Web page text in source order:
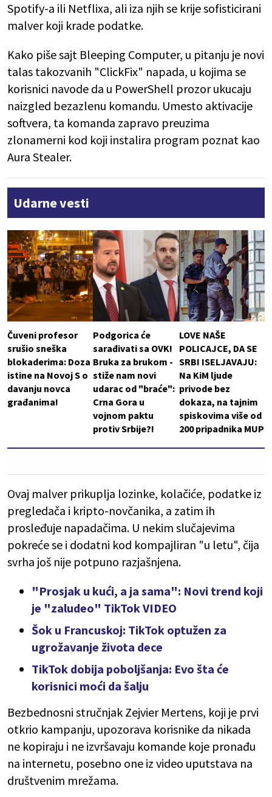
Spotify-a ili Netflixa, ali iza njih se krije sofisticirani
malver koji krade podatke.
Kako piše sajt Bleeping Computer, u pitanju je novi
talas takozvanih "ClickFix" napada, u kojima se
korisnici navode da u PowerShell prozor ukucaju
naizgled bezazlenu komandu. Umesto aktivacije
softvera, ta komanda zapravo preuzima
zlonamerni kod koji instalira program poznat kao
Aura Stealer.
Udarne vesti
Čuveni profesor
srušio sneška
blokaderima: Doza
istine na Novoj S o
davanju novca
građanima!
Podgorica će
sarađivati sa OVK!
Bruka za brukom -
stiže nam novi
udarac od "braće":
Crna Gora u
vojnom paktu
protiv Srbije?!
LOVE NAŠE
POLICAJCE, DA SE
SRBI ISELJAVAJU:
Na KiM ljude
privode bez
dokaza, na tajnim
spiskovima više od
200 pripadnika MUP
Ovaj malver prikuplja lozinke, kolačiće, podatke iz
pregledača i kripto-novčanika, a zatim ih
prosleđuje napadačima. U nekim slučajevima
pokreće se i dodatni kod kompajliran "u letu", čija
svrha još nije potpuno razjašnjena.
"Prosjak u kući, a ja sama": Novi trend koji
je "zaludeo" TikTok VIDEO
Šok u Francuskoj: TikTok optužen za
ugrožavanje života dece
TikTok dobija poboljšanja: Evo šta će
korisnici moći da šalju
Bezbednosni stručnjak Zejvier Mertens, koji je prvi
otkrio kampanju, upozorava korisnike da nikada
ne kopiraju i ne izvršavaju komande koje pronađu
na internetu, posebno one iz video uputstava na
društvenim mrežama.